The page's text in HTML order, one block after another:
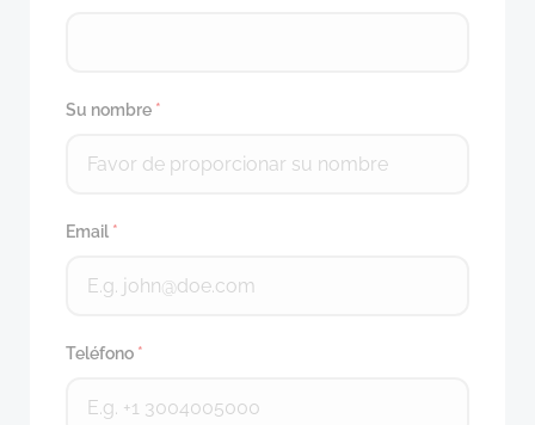
Su nombre *
Email *
Teléfono *